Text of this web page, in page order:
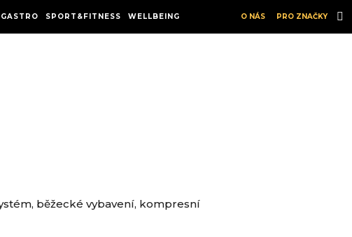
GASTRO SPORT&FITNESS WELLBEING O NÁS PRO ZNAČKY
běžecké vybavení, kompresní